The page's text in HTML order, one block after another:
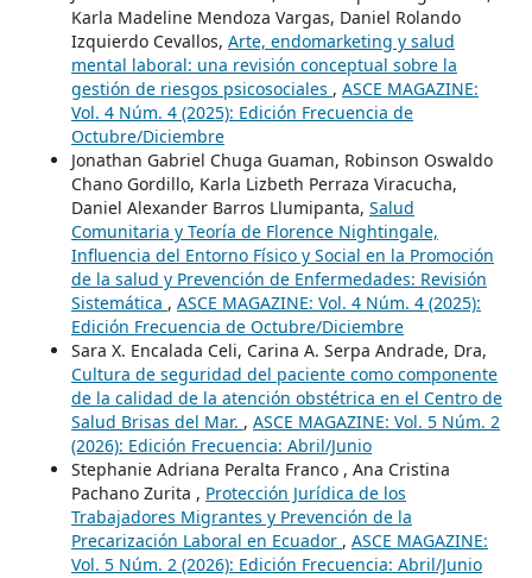
Karla Madeline Mendoza Vargas, Daniel Rolando
Izquierdo Cevallos, Arte, endomarketing y salud
mental laboral: una revisión conceptual sobre la
gestión de riesgos psicosociales , ASCE MAGAZINE:
Vol. 4 Núm. 4 (2025): Edición Frecuencia de
Octubre/Diciembre
Jonathan Gabriel Chuga Guaman, Robinson Oswaldo
Chano Gordillo, Karla Lizbeth Perraza Viracucha,
Daniel Alexander Barros Llumipanta, Salud
Comunitaria y Teoría de Florence Nightingale,
Influencia del Entorno Físico y Social en la Promoción
de la salud y Prevención de Enfermedades: Revisión
Sistemática , ASCE MAGAZINE: Vol. 4 Núm. 4 (2025):
Edición Frecuencia de Octubre/Diciembre
Sara X. Encalada Celi, Carina A. Serpa Andrade, Dra,
Cultura de seguridad del paciente como componente
de la calidad de la atención obstétrica en el Centro de
Salud Brisas del Mar. , ASCE MAGAZINE: Vol. 5 Núm. 2
(2026): Edición Frecuencia: Abril/Junio
Stephanie Adriana Peralta Franco , Ana Cristina
Pachano Zurita , Protección Jurídica de los
Trabajadores Migrantes y Prevención de la
Precarización Laboral en Ecuador , ASCE MAGAZINE:
Vol. 5 Núm. 2 (2026): Edición Frecuencia: Abril/Junio